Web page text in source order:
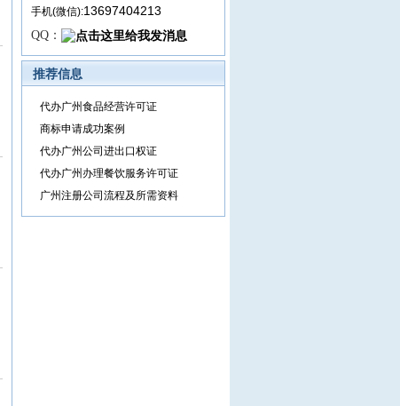
手机(微信):13697404213
QQ：
推荐信息
代办广州食品经营许可证
商标申请成功案例
代办广州公司进出口权证
代办广州办理餐饮服务许可证
广州注册公司流程及所需资料